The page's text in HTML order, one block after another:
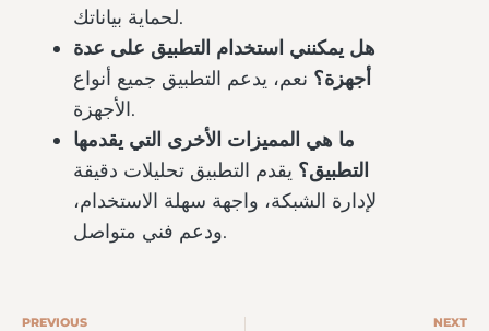
لحماية بياناتك.
هل يمكنني استخدام التطبيق على عدة
أجهزة؟ نعم، يدعم التطبيق جميع أنواع
الأجهزة.
ما هي المميزات الأخرى التي يقدمها
التطبيق؟ يقدم التطبيق تحليلات دقيقة
لإدارة الشبكة، واجهة سهلة الاستخدام،
ودعم فني متواصل.
PREVIOUS NEXT